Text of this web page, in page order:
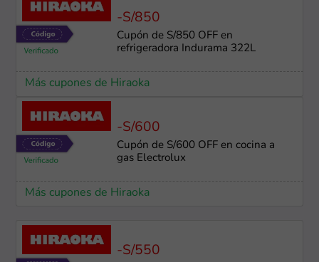
-S/850
Cupón de S/850 OFF en
refrigeradora Indurama 322L
Más cupones de Hiraoka
-S/600
Cupón de S/600 OFF en cocina a
gas Electrolux
Más cupones de Hiraoka
-S/550